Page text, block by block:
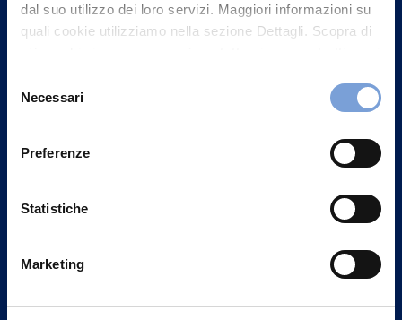
dal suo utilizzo dei loro servizi. Maggiori informazioni su
quali cookie utilizziamo nella sezione Dettagli. Scopra di
più su chi siamo, come può contattarci e come trattiamo i
può trovare nel footer del sito nella sezione "Informativa
delNecessari
Preferenze
Statistiche
Marketing
Contattaci
Vittoria Assicurazioni S.p.A.